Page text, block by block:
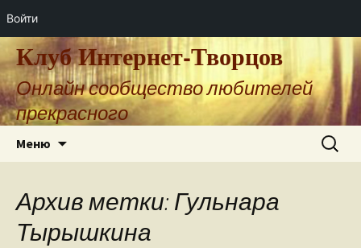
Войти
Клуб Интернет-Творцов
Онлайн сообщество любителей
прекрасного
Меню Найти:
Архив метки: Гульнара
Тырышкина